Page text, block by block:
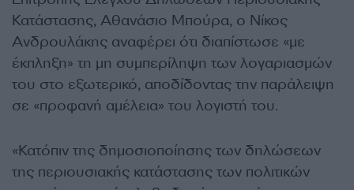
Κατάστασης, Αθανάσιο Μπούρα, ο Νίκος
Ανδρουλάκης αναφέρει ότι διαπίστωσε «με
έκπληξη» τη μη συμπερίληψη των λογαριασμών
του στο εξωτερικό, αποδίδοντας την παράλειψη
σε «προφανή αμέλεια» του λογιστή του.
«Κατόπιν της δημοσιοποίησης των δηλώσεων
της περιουσιακής κατάστασης των πολιτικών